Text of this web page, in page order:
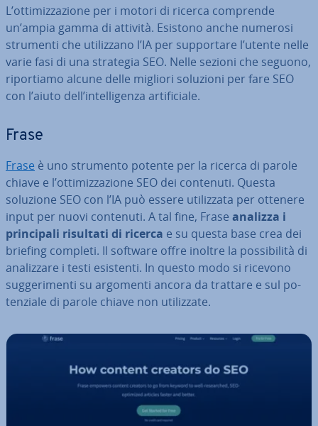
L’ot­ti­miz­za­zio­ne per i motori di ricerca comprende
un’ampia gamma di attività. Esistono anche numerosi
strumenti che uti­liz­za­no l’IA per sup­por­ta­re l’utente nelle
varie fasi di una strategia SEO. Nelle sezioni che seguono,
ri­por­tia­mo alcune delle migliori soluzioni per fare SEO
con l’aiuto dell’in­tel­li­gen­za ar­ti­fi­cia­le.
Frase
Frase è uno strumento potente per la ricerca di parole
chiave e l’ot­ti­miz­za­zio­ne SEO dei contenuti. Questa
soluzione SEO con l’IA può essere uti­liz­za­ta per ottenere
input per nuovi contenuti. A tal fine, Frase analizza i
prin­ci­pa­li risultati di ricerca e su questa base crea dei
briefing completi. Il software offre inoltre la pos­si­bi­li­tà di
ana­liz­za­re i testi esistenti. In questo modo si ricevono
sug­ge­ri­men­ti su argomenti ancora da trattare e sul po­
ten­zia­le di parole chiave non uti­liz­za­te.